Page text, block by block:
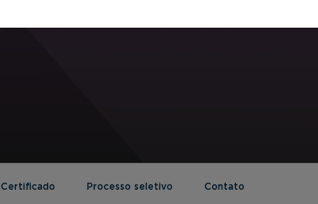
Certificado Processo seletivo Contato